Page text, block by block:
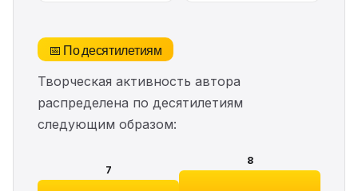
📅 По десятилетиям
Творческая активность автора
распределена по десятилетиям
следующим образом:
7
8